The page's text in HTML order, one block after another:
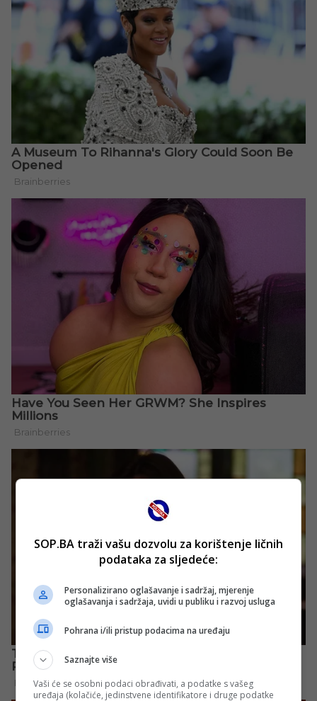
SOP.BA traži vašu dozvolu za korištenje ličnih
podataka za sljedeće:
Personalizirano oglašavanje i sadržaj, mjerenje
oglašavanja i sadržaja, uvidi u publiku i razvoj usluga
Pohrana i/ili pristup podacima na uređaju
Saznajte više
Vaši će se osobni podaci obrađivati, a podatke s vašeg
uređaja (kolačiće, jedinstvene identifikatore i druge podatke